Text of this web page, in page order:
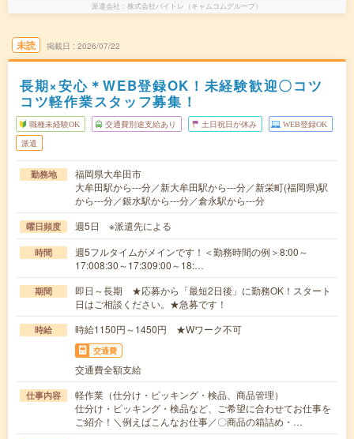
派遣会社 株式会社バイトレ（キャムコムグループ）
未読 掲載日 2026/07/22
長期×安心＊WEB登録OK！未経験歓迎〇コツ
コツ軽作業スタッフ募集！
職種未経験OK 交通費別途支給あり 土日祝日が休み WEB登録OK
派遣
勤務地
福岡県大牟田市
大牟田駅から---分／新大牟田駅から---分／新栄町(福岡県)駅
から---分／銀水駅から---分／倉永駅から---分
曜日頻度 週5日 ※派遣先による
時間
週5フルタイムがメインです！＜勤務時間の例＞8:00～
17:008:30～17:309:00～18:…
期間
即日～長期 ★応募から「最短2日後」に勤務OK！スタート
日はご相談ください。★急募です！
時給 時給1150円～1450円 ★Wワーク不可
交通費
交通費全額支給
仕事内容
軽作業（仕分け・ピッキング・検品、商品管理）
仕分け・ピッキング・検品など、ご希望に合わせてお仕事を
ご紹介！＼例えばこんなお仕事／〇商品の箱詰め・…